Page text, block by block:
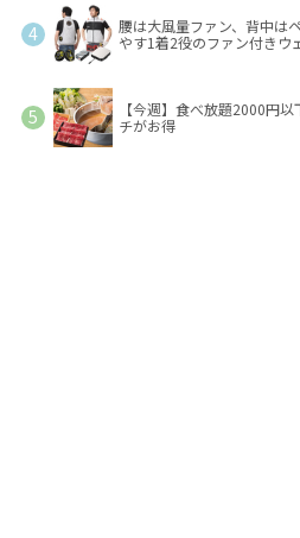
腰は大風量ファン、背中は
やす1着2役のファン付きウ
【今週】食べ放題2000円
チがお得